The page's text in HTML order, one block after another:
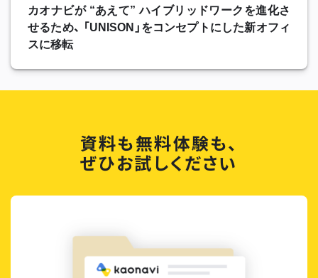
カオナビが “あえて” ハイブリッドワークを進化さ
せるため、 「UNISON」をコンセプトにした新オフィ
スに移転
資料も無料体験も、
ぜひお試しください